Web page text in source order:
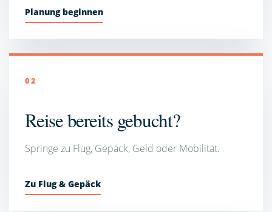
Planung beginnen
02
Reise bereits gebucht?
Springe zu Flug, Gepäck, Geld oder Mobilität.
Zu Flug & Gepäck